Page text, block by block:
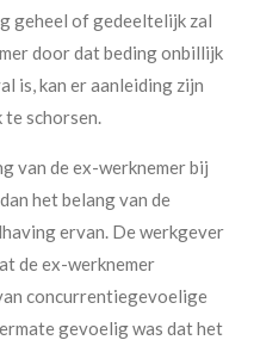
geheel of gedeeltelijk zal
door dat beding onbillijk
is, kan er aanleiding zijn
schorsen.
van de ex-werknemer bij
het belang van de
ervan. De werkgever
de ex-werknemer
concurrentiegevoelige
gevoelig was dat het